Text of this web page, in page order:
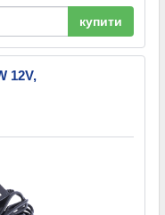
купити
12V,